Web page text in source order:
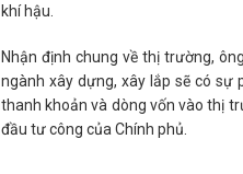
khí hậu.
Nhận định chung về thị trường,
ngành xây dựng, xây lắp sẽ có sự
thanh khoản và dòng vốn vào thị
đầu tư công của Chính phủ.